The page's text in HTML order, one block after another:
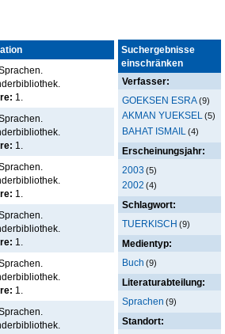
Suchergebnisse
einschränken
Verfasser:
GOEKSEN ESRA(9)
AKMAN YUEKSEL (5)
BAHAT ISMAIL (4)
Erscheinungsjahr:
2003 (5)
2002 (4)
Schlagwort:
TUERKISCH (9)
Medientyp:
Buch (9)
Literaturabteilung:
Sprachen (9)
Standort:
1.
1.
1.
1.
1.